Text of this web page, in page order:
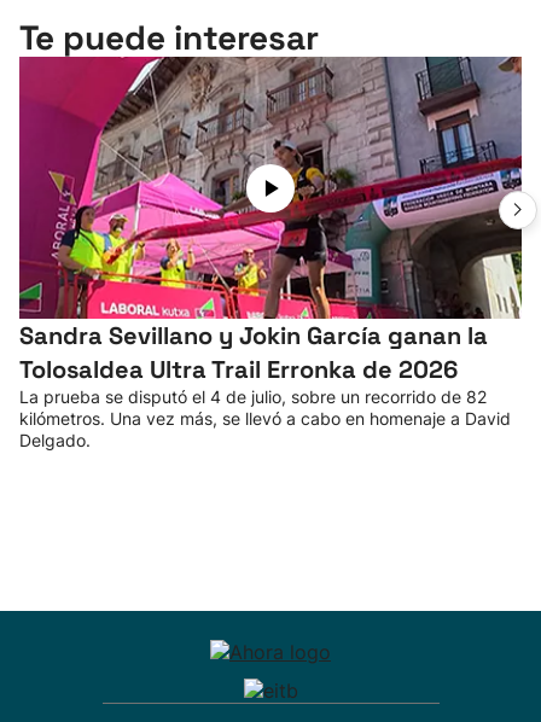
Te puede interesar
Sandra Sevillano y Jokin García ganan la
Tolosaldea Ultra Trail Erronka de 2026
La prueba se disputó el 4 de julio, sobre un recorrido de 82
kilómetros. Una vez más, se llevó a cabo en homenaje a David
Delgado.